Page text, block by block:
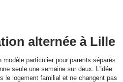
alternée à Lille
particulier pour parents séparés
seule une semaine sur deux. L'idée
le logement familial et ne changent pas